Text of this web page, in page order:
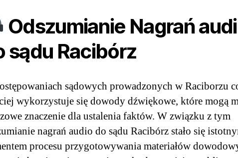
Odszumianie Nagrań
sądu Racibórz
sądowych prowadzonych w Raciborzu
wykorzystuje się dowody dźwiękowe, które mogą
znaczenie dla ustalenia faktów. W związku z tym
nagrań audio do sądu Racibórz stało się
procesu przygotowywania materiałów